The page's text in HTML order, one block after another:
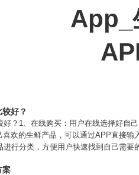
App_
好？
？1、在线购买：用户在线选择好自
欢的生鲜产品，可以通过APP直接
行分类，方便用户快速找到自己需
案